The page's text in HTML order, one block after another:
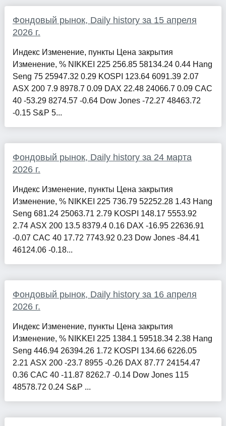
Фондовый рынок, Daily history за 15 апреля
2026 г.
Индекс Изменение, пункты Цена закрытия
Изменение, % NIKKEI 225 256.85 58134.24 0.44 Hang
Seng 75 25947.32 0.29 KOSPI 123.64 6091.39 2.07
ASX 200 7.9 8978.7 0.09 DAX 22.48 24066.7 0.09 CAC
40 -53.29 8274.57 -0.64 Dow Jones -72.27 48463.72
-0.15 S&P 5...
Фондовый рынок, Daily history за 24 марта
2026 г.
Индекс Изменение, пункты Цена закрытия
Изменение, % NIKKEI 225 736.79 52252.28 1.43 Hang
Seng 681.24 25063.71 2.79 KOSPI 148.17 5553.92
2.74 ASX 200 13.5 8379.4 0.16 DAX -16.95 22636.91
-0.07 CAC 40 17.72 7743.92 0.23 Dow Jones -84.41
46124.06 -0.18...
Фондовый рынок, Daily history за 16 апреля
2026 г.
Индекс Изменение, пункты Цена закрытия
Изменение, % NIKKEI 225 1384.1 59518.34 2.38 Hang
Seng 446.94 26394.26 1.72 KOSPI 134.66 6226.05
2.21 ASX 200 -23.7 8955 -0.26 DAX 87.77 24154.47
0.36 CAC 40 -11.87 8262.7 -0.14 Dow Jones 115
48578.72 0.24 S&P ...